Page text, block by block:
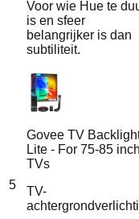
Voor wie Hue te
is en sfeer
belangrijker is dan
subtiliteit.
5
Govee TV
Lite - For 75-85 inch
TVs
TV-